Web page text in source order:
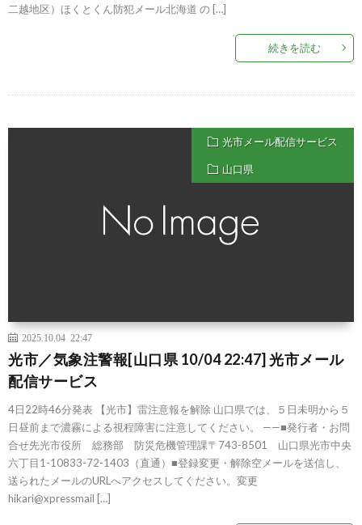
二越地区）ほくとくん防犯メール北海道 の […]
続きを読む
光市メール配信サービス
山口県
2025.10.04 22:47
光市／気象注警報[山口県 10/04 22:47] 光市メール
配信サービス
4日22時46分発表 【光市】雷注意報を解除 山口県では、５日未明から５
日昼前まで濃霧による視程障害に注意してください。 ——■発行者・お問
合せ先光市役所 総務部 防災危機管理課〒743-8501 山口県光市中央
六丁目1-10833-72-1403（直通）■登録変更・解除空メールを送信し、
送られたメールのURLへアクセスしてください。変更
hikari@xpressmail […]